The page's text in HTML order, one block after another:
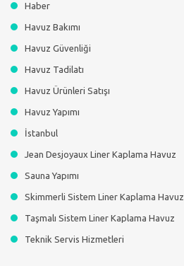
Haber
Havuz Bakımı
Havuz Güvenliği
Havuz Tadilatı
Havuz Ürünleri Satışı
Havuz Yapımı
İstanbul
Jean Desjoyaux Liner Kaplama Havuz
Sauna Yapımı
Skimmerli Sistem Liner Kaplama Havuz
Taşmalı Sistem Liner Kaplama Havuz
Teknik Servis Hizmetleri